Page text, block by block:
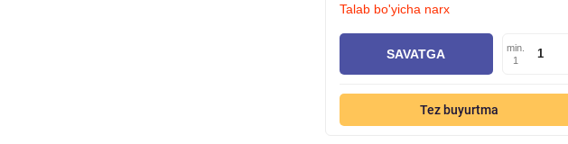
Talab bo'yicha narx
SAVATGA
min.
1
Tez buyurtma